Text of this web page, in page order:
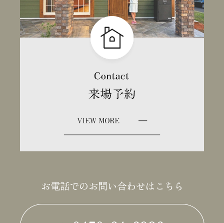
お電話でのお問い合わせはこちら